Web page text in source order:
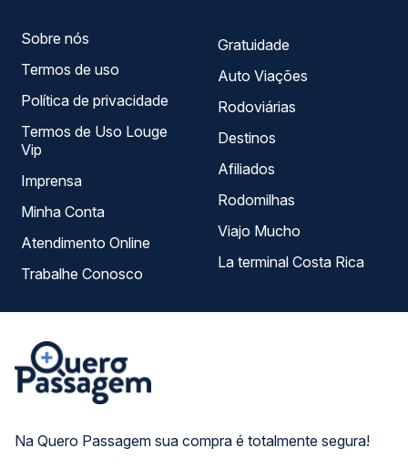
Na Quero Passagem sua compra é totalmente segura!
Sobre nós
Termos de uso
Política de privacidade
Termos de Uso Louge
Vip
Imprensa
Minha Conta
Atendimento Online
Trabalhe Conosco
Gratuidade
Auto Viações
Rodoviárias
Destinos
Afiliados
Rodomilhas
Viajo Mucho
La terminal Costa Rica